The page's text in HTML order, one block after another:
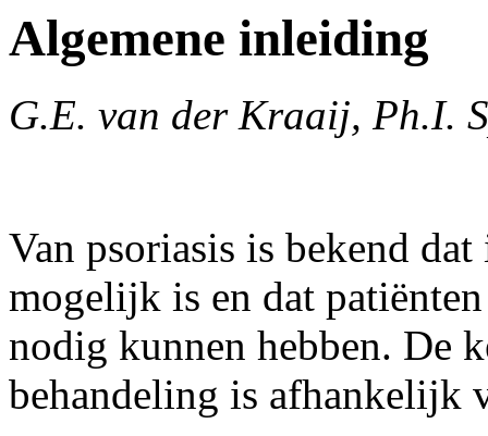
Algemene inleiding
G.E. van der Kraaij, Ph.I.
Van psoriasis is bekend
mogelijk is en dat
nodig kunnen hebben. De
behandeling is afhankelijk